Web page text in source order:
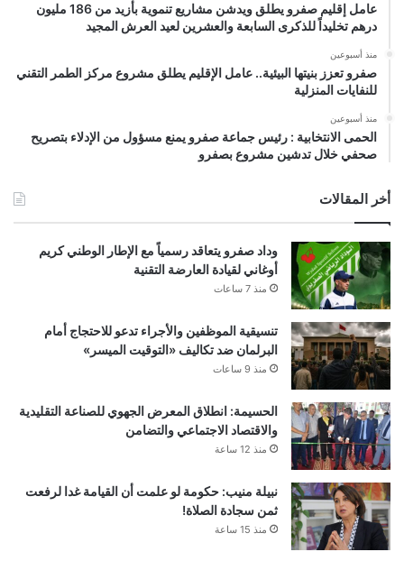
عامل إقليم صفرو يطلق ويدشن مشاريع تنموية بأزيد من 186 مليون
درهم تخليداً للذكرى السابعة والعشرين لعيد العرش المجيد
منذ أسبوعين
صفرو تعزز بنيتها البيئية.. عامل الإقليم يطلق مشروع مركز الطمر التقني
للنفايات المنزلية
منذ أسبوعين
الحمى الانتخابية : رئيس جماعة صفرو يمنع مسؤول من الإدلاء بتصريح
صحفي خلال تدشين مشروع بصفرو
أخر المقالات
وداد صفرو يتعاقد رسمياً مع الإطار الوطني كريم
أوغاني لقيادة العارضة التقنية
منذ 7 ساعات
تنسيقية الموظفين والأجراء تدعو للاحتجاج أمام
البرلمان ضد تكاليف «التوقيت الميسر»
منذ 9 ساعات
الحسيمة: انطلاق المعرض الجهوي للصناعة التقليدية
والاقتصاد الاجتماعي والتضامن
منذ 12 ساعة
نبيلة منيب: حكومة لو علمت أن القيامة غدا لرفعت
ثمن سجادة الصلاة!
منذ 15 ساعة